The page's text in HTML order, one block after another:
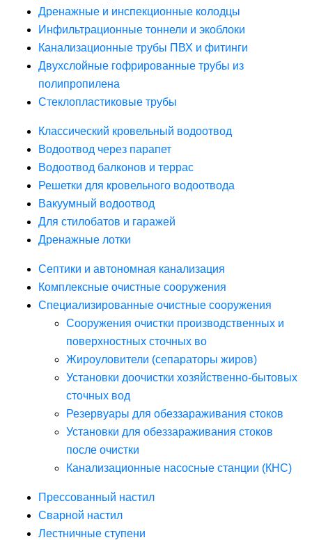
Дренажные и инспекционные колодцы
Инфильтрационные тоннели и экоблоки
Канализационные трубы ПВХ и фитинги
Двухслойные гофрированные трубы из
полипропилена
Стеклопластиковые трубы
Классический кровельный водоотвод
Водоотвод через парапет
Водоотвод балконов и террас
Решетки для кровельного водоотвода
Вакуумный водоотвод
Для стилобатов и гаражей
Дренажные лотки
Септики и автономная канализация
Комплексные очистные сооружения
Специализированные очистные сооружения
Сооружения очистки производственных и
поверхностных сточных во
Жироуловители (сепараторы жиров)
Установки доочистки хозяйственно-бытовых
сточных вод
Резервуары для обеззараживания стоков
Установки для обеззараживания стоков
после очистки
Канализационные насосные станции (КНС)
Прессованный настил
Сварной настил
Лестничные ступени